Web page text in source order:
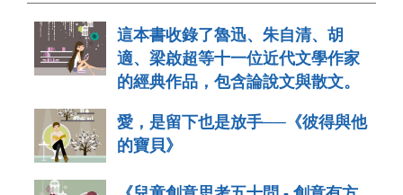
這本書收錄了魯迅、朱自清、胡
適、梁啟超等十一位近代文學作家
的經典作品，包含論說文與散文。
愛，是留下也是放手──《彼得與他
的寶貝》